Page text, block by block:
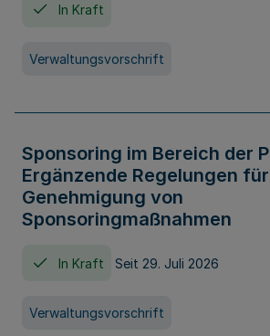
In Kraft
Verwaltungsvorschrift
Sponsoring im Bereich der
Ergänzende Regelungen
Genehmigung von
Sponsoringmaßnahmen
In Kraft Seit 29. Juli 2026
Verwaltungsvorschrift